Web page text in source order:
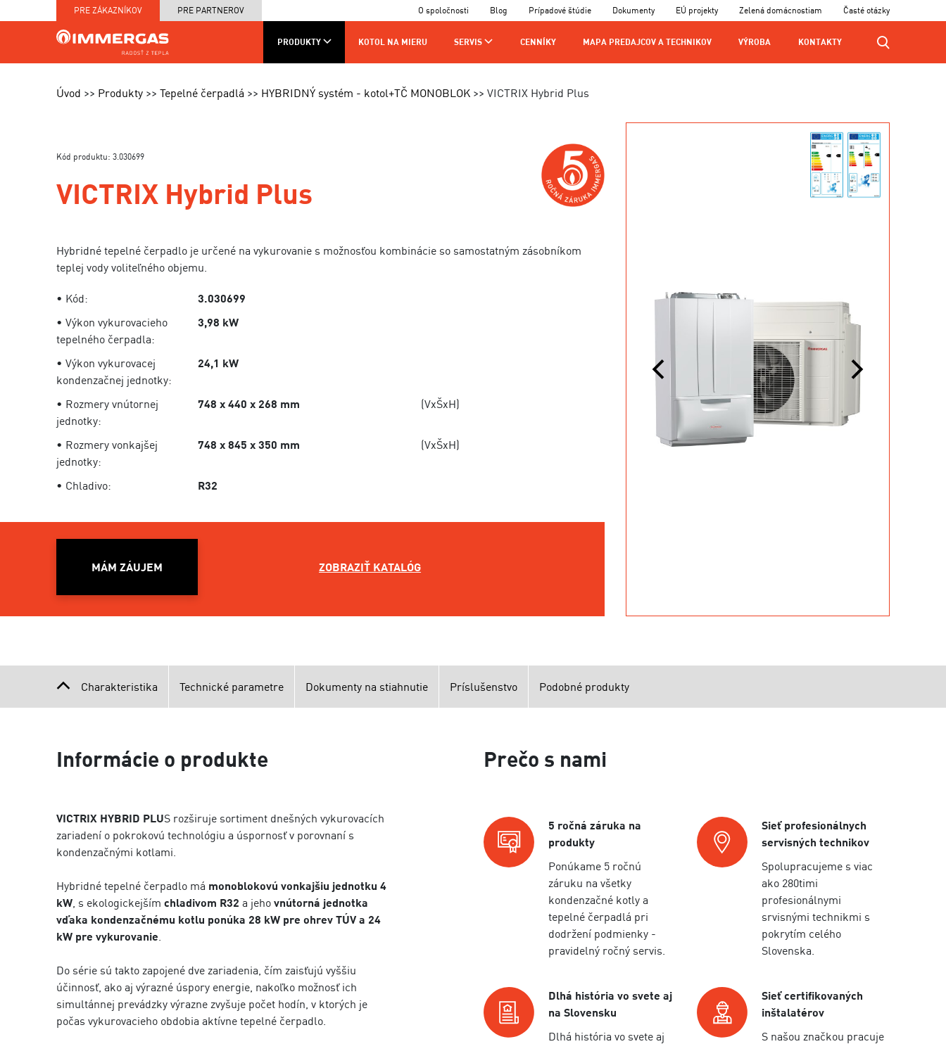
PRE ZÁKAZNÍKOV PRE PARTNEROV O spoločnosti Blog Prípadové štúdie Dokumenty EÚ projekty Zelená domácnostiam Časté otázky
PRODUKTY KOTOL NA MIERU SERVIS CENNÍKY MAPA PREDAJCOV A TECHNIKOV VÝROBA KONTAKTY
MIERU
A TECHNIKOV
Úvod Produkty Tepelné čerpadlá HYBRIDNÝ systém - kotol+TČ MONOBLOK VICTRIX Hybrid Plus
Kód produktu: 3.030699
VICTRIX Hybrid Plus
Hybridné tepelné čerpadlo je určené na vykurovanie s možnosťou kombinácie so samostatným zásobníkom
teplej vody voliteľného objemu.
• Kód:
3.030699
• Výkon vykurovacieho
tepelného čerpadla:
3,98 kW
• Výkon vykurovacej
kondenzačnej jednotky:
24,1 kW
• Rozmery vnútornej
jednotky:
748 x 440 x 268 mm (VxŠxH)
• Rozmery vonkajšej
jednotky:
748 x 845 x 350 mm (VxŠxH)
• Chladivo: R32
MÁM ZÁUJEM ZOBRAZIŤ KATALÓG
Charakteristika Technické parametre Dokumenty na stiahnutie Príslušenstvo Podobné produkty
Informácie o produkte
VICTRIX HYBRID PLUS rozširuje sortiment dnešných vykurovacích
zariadení o pokrokovú technológiu a úspornosť v porovnaní s
kondenzačnými kotlami.
Hybridné tepelné čerpadlo má monoblokovú vonkajšiu jednotku 4
kW, s ekologickejším chladivom R32 a jeho vnútorná jednotka
vďaka kondenzačnému kotlu ponúka 28 kW pre ohrev TÚV a 24
kW pre vykurovanie.
Do série sú takto zapojené dve zariadenia, čím zaisťujú vyššiu
účinnosť, ako aj výrazné úspory energie, nakoľko možnosť ich
simultánnej prevádzky výrazne zvyšuje počet hodín, v ktorých je
počas vykurovacieho obdobia aktívne tepelné čerpadlo.
Prečo s nami
5 ročná záruka na
produkty
Ponúkame 5 ročnú
záruku na všetky
kondenzačné kotly a
tepelné čerpadlá pri
dodržení podmienky -
pravidelný ročný servis.
Sieť profesionálnych
servisných technikov
Spolupracujeme s viac
ako 280timi
profesionálnymi
srvisnými technikmi s
pokrytím celého
Slovenska.
Dlhá história vo svete aj
na Slovensku
Dlhá história vo svete aj
Sieť certifikovaných
inštalatérov
S našou značkou pracuje